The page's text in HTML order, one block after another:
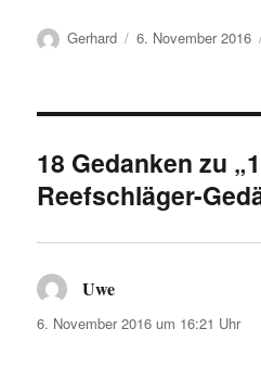
Autor
Gerhard
Veröffentlicht
6. November 2016
18 Gedanken zu
Reefschläger-
Uwe
6. November 2016 um 16:21 Uhr